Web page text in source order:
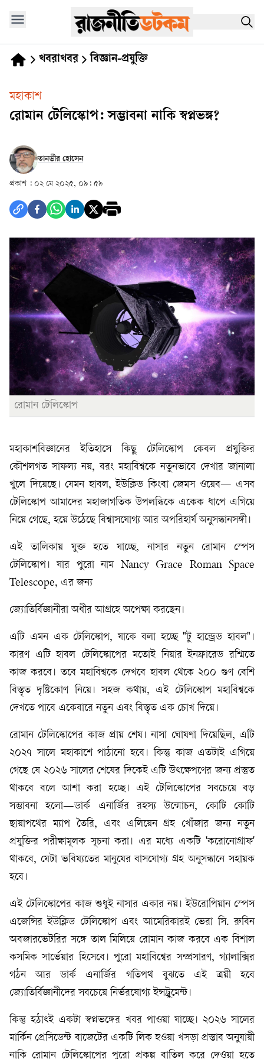
খবরাখবর বিজ্ঞান-প্রযুক্তি
মহাকাশ
রোমান টেলিস্কোপ: সম্ভাবনা নাকি স্বপ্নভঙ্গ?
তানভীর হোসেন
প্রকাশ : ০২ মে ২০২৫, ০৯: ৫৯
রোমান টেলিস্কোপ
মহাকাশবিজ্ঞানের ইতিহাসে কিছু টেলিস্কোপ কেবল প্রযুক্তির
কৌশলগত সাফল্য নয়, বরং মহাবিশ্বকে নতুনভাবে দেখার জানালা
খুলে দিয়েছে। যেমন হাবল, ইউক্লিড কিংবা জেমস ওয়েব— এসব
টেলিস্কোপ আমাদের মহাজাগতিক উপলব্ধিকে একেক ধাপে এগিয়ে
নিয়ে গেছে, হয়ে উঠেছে বিশ্বাসযোগ্য আর অপরিহার্য অনুসন্ধানসঙ্গী।
এই তালিকায় যুক্ত হতে যাচ্ছে, নাসার নতুন রোমান স্পেস
টেলিস্কোপ। যার পুরো নাম Nancy Grace Roman Space
Telescope, এর জন্য
জ্যোতির্বিজ্ঞানীরা অধীর আগ্রহে অপেক্ষা করছেন।
এটি এমন এক টেলিস্কোপ, যাকে বলা হচ্ছে "টু হান্ড্রেড হাবল"।
কারণ এটি হাবল টেলিস্কোপের মতোই নিয়ার ইনফ্রারেড রশ্মিতে
কাজ করবে। তবে মহাবিশ্বকে দেখবে হাবল থেকে ২০০ গুণ বেশি
বিস্তৃত দৃষ্টিকোণ নিয়ে। সহজ কথায়, এই টেলিস্কোপ মহাবিশ্বকে
দেখতে পাবে একেবারে নতুন এবং বিস্তৃত এক চোখ দিয়ে।
রোমান টেলিস্কোপের কাজ প্রায় শেষ। নাসা ঘোষণা দিয়েছিল, এটি
২০২৭ সালে মহাকাশে পাঠানো হবে। কিন্তু কাজ এতটাই এগিয়ে
গেছে যে ২০২৬ সালের শেষের দিকেই এটি উৎক্ষেপণের জন্য প্রস্তুত
থাকবে বলে আশা করা হচ্ছে। এই টেলিস্কোপের সবচেয়ে বড়
সম্ভাবনা হলো—ডার্ক এনার্জির রহস্য উন্মোচন, কোটি কোটি
ছায়াপথের ম্যাপ তৈরি, এবং এলিয়েন গ্রহ খোঁজার জন্য নতুন
প্রযুক্তির পরীক্ষামূলক সূচনা করা। এর মধ্যে একটি 'করোনোগ্রাফ'
থাকবে, যেটা ভবিষ্যতের মানুষের বাসযোগ্য গ্রহ অনুসন্ধানে সহায়ক
হবে।
এই টেলিস্কোপের কাজ শুধুই নাসার একার নয়। ইউরোপিয়ান স্পেস
এজেন্সির ইউক্লিড টেলিস্কোপ এবং আমেরিকারই ভেরা সি. রুবিন
অবজারভেটরির সঙ্গে তাল মিলিয়ে রোমান কাজ করবে এক বিশাল
কসমিক সার্ভেয়ার হিসেবে। পুরো মহাবিশ্বের সম্প্রসারণ, গ্যালাক্সির
গঠন আর ডার্ক এনার্জির গতিপথ বুঝতে এই ত্রয়ী হবে
জ্যোতির্বিজ্ঞানীদের সবচেয়ে নির্ভরযোগ্য ইন্সট্রুমেন্ট।
কিন্তু হঠাৎই একটা স্বপ্নভঙ্গের খবর পাওয়া যাচ্ছে। ২০২৬ সালের
মার্কিন প্রেসিডেন্ট বাজেটের একটি লিক হওয়া খসড়া প্রস্তাব অনুযায়ী
নাকি রোমান টেলিস্কোপের পুরো প্রকল্প বাতিল করে দেওয়া হতে